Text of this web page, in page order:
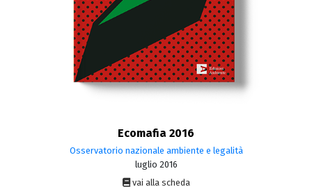
Ecomafia 2016
Osservatorio nazionale ambiente e legalità
luglio 2016
vai alla scheda